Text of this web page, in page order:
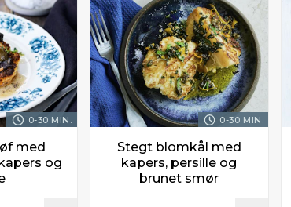
0-30 MIN.
med
og
0-30 MIN.
Stegt blomkål med
kapers, persille og
brunet smør